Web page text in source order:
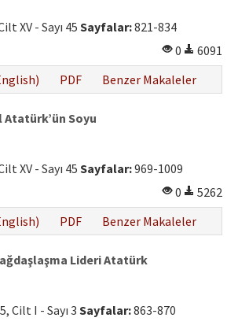
XV - Sayı 45 Sayfalar:821-834
0
6091
PDF Benzer Makaleler
Soyu
XV - Sayı 45 Sayfalar:969-1009
0
5262
PDF Benzer Makaleler
Lideri Atatürk
Cilt I - Sayı 3 Sayfalar:863-870